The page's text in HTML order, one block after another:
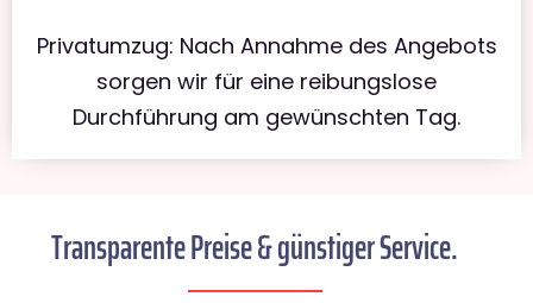
Privatumzug: Nach Annahme des Angebots
sorgen wir für eine reibungslose
Durchführung am gewünschten Tag.
Transparente Preise & günstiger Service.